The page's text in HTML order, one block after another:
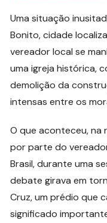
Uma situação
Bonito, cidade
vereador local se
uma igreja histórica,
demolição da
intensas entre os
O que aconteceu, na
por parte do
Brasil, durante uma
debate girava em
Cruz, um prédio que
significado